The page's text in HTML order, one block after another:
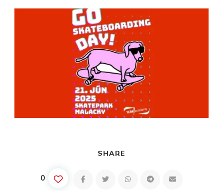
SHARE
0